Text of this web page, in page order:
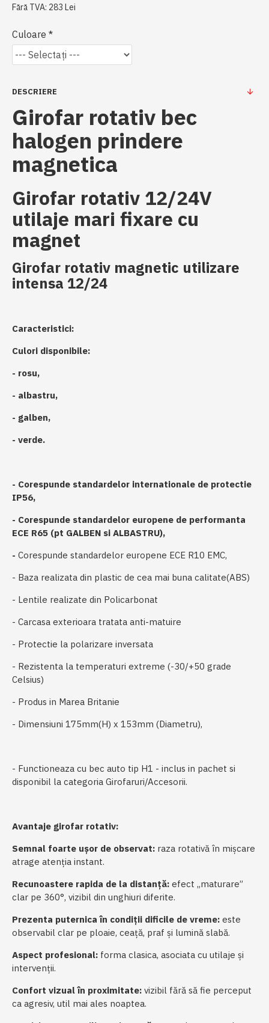
Fără TVA: 283 Lei
Culoare
DESCRIERE
Girofar rotativ bec
halogen prindere
magnetica
Girofar rotativ 12/24V
utilaje mari fixare cu
magnet
Girofar rotativ magnetic utilizare
intensa 12/24
Caracteristici:
Culori disponibile:
- rosu,
- albastru,
- galben,
- verde.
- Corespunde standardelor internationale de protectie
IP56,
- Corespunde standardelor europene de performanta
ECE R65 (pt GALBEN si ALBASTRU),
- Corespunde standardelor europene ECE R10 EMC,
- Baza realizata din plastic de cea mai buna calitate(ABS)
- Lentile realizate din Policarbonat
- Carcasa exterioara tratata anti-matuire
- Protectie la polarizare inversata
- Rezistenta la temperaturi extreme (-30/+50 grade
Celsius)
- Produs in Marea Britanie
- Dimensiuni 175mm(H) x 153mm (Diametru),
- Functioneaza cu bec auto tip H1 - inclus in pachet si
disponibil la categoria Girofaruri/Accesorii.
Avantaje girofar rotativ:
Semnal foarte ușor de observat: raza rotativă în mișcare
atrage atenția instant.
Recunoastere rapida de la distanță: efect „maturare”
clar pe 360°, vizibil din unghiuri diferite.
Prezenta puternica în condiții dificile de vreme: este
observabil clar pe ploaie, ceață, praf și lumină slabă.
Aspect profesional: forma clasica, asociata cu utilaje și
intervenții.
Confort vizual în proximitate: vizibil fără să fie perceput
ca agresiv, util mai ales noaptea.